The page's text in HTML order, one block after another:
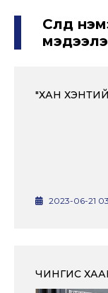
Сүүлд
"ХАН
2023-06-21
ЧИНГИС